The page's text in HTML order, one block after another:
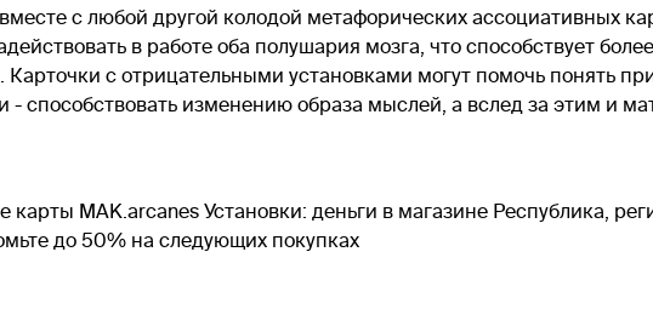
с любой другой колодой метафорических ассоциативных
в работе оба полушария мозга, что способствует
с отрицательными установками могут помочь понять
способствовать изменению образа мыслей, а вслед за этим и
MAK.arcanes Установки: деньги в магазине Республика,
до 50% на следующих покупках